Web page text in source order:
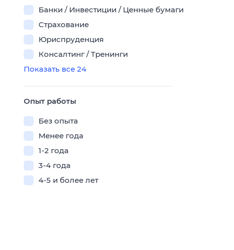
Банки / Инвестиции / Ценные бумаги
Страхование
Юриспруденция
Консалтинг / Тренинги
Показать все 24
Опыт работы
Без опыта
Менее года
1-2 года
3-4 года
4-5 и более лет